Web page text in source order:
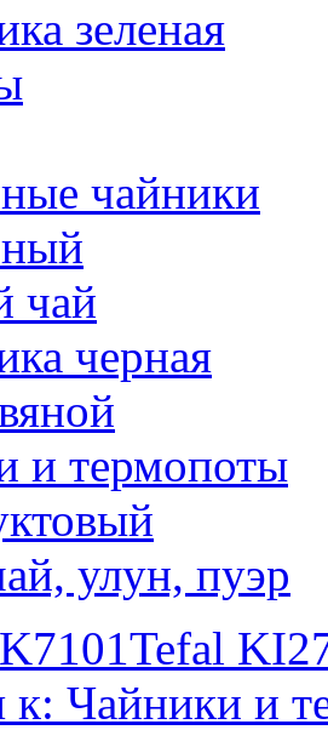
зеленая
чайники
чай
черная
и термопоты
улун, пуэр
Tefal
к: Чайники и